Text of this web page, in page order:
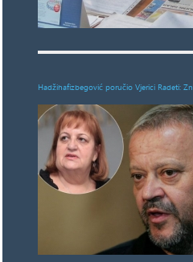
Hadžihafizbegović poručio Vjerici Radeti: